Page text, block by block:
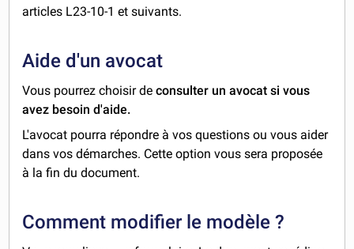
articles L23-10-1 et suivants.
Aide d'un avocat
Vous pourrez choisir deconsulter un avocat si vous
avez besoin d'aide.
L'avocat pourra répondre à vos questions ou vous aider
dans vos démarches. Cette option vous sera proposée
à la fin du document.
Comment modifier le modèle ?